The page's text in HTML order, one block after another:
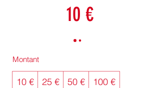
10 €
Montant
10 € 25 € 50 €
100 €